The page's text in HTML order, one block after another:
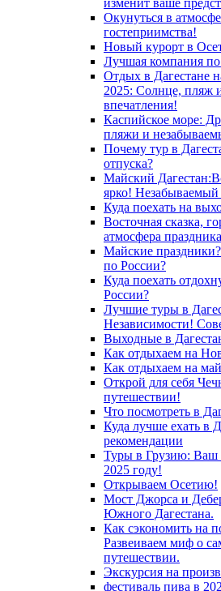
изменит ваше
Окунуться в
гостеприимства!
Новый курорт в
Лучшая компания
Отдых в Дагестане
2025: Солнце, пляж
впечатления!
Каспийское море:
пляжи и
Почему тур в
отпуска?
Майский
ярко! Незабываемый
Куда поехать на
Восточная сказка,
атмосфера
Майские
по России?
Куда поехать
России?
Лучшие туры в
Независимости!
Выходные в
Как отдыхаем на
Как отдыхаем на
Открой для себя
путешествии!
Что посмотреть в
Куда лучше ехать в
рекомендации
Туры в Грузию: Ваш
2025 году!
Открываем Осетию!
Мост Джорса и
Южного Дагестана.
Как сэкономить на
Развеиваем миф о
путешествии.
Экскурсия на
фестиваль пива в